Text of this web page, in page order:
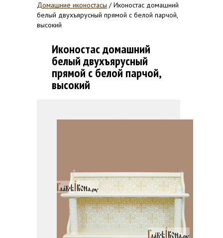
Домашние иконостасы /Иконостас домашний
белый двухъярусный прямой с белой парчой,
высокий
Иконостас домашний
белый двухъярусный
прямой с белой парчой,
высокий